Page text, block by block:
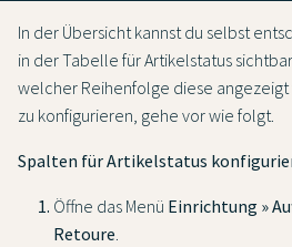
In der Übersicht kannst du selbst
in der Tabelle für Artikelstatus
welcher Reihenfolge diese
zu konfigurieren, gehe vor wie folgt.
Spalten für Artikelstatus
Öffne das Menü Einrichtung »
Retoure.